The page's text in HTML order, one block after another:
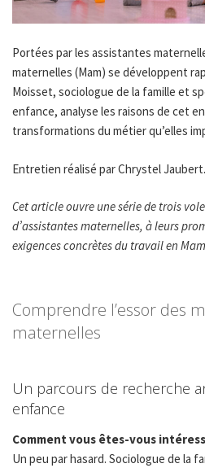
Portées par les assistantes
maternelles (Mam) se développent
Moisset, sociologue de la famille et
enfance, analyse les raisons de cet
transformations du métier qu’elles
Entretien réalisé par Chrystel Jaubert.
Cet article ouvre une série de trois
d’assistantes maternelles, à leurs
exigences concrètes du travail en
Comprendre l’essor des
maternelles
Un parcours de recherche
enfance
Comment vous êtes-vous
Un peu par hasard. Sociologue de la